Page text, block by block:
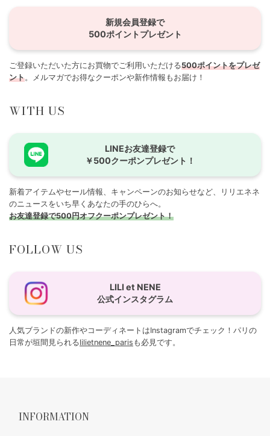
新規会員登録で
500ポイントプレゼント
ご登録いただいた方にお買物でご利用いただける500ポイントをプレゼ
ント。メルマガでお得なクーポンや新作情報もお届け！
WITH US
LINEお友達登録で
￥500クーポンプレゼント！
新着アイテムやセール情報、キャンペーンのお知らせなど、リリエネネ
のニュースをいち早くあなたの手のひらへ。
お友達登録で500円オフクーポンプレゼント！
FOLLOW US
LILI et NENE
公式インスタグラム
人気ブランドの新作やコーディネートはInstagramでチェック！パリの
日常が垣間見られるlilietnene_paris も必見です。
INFORMATION